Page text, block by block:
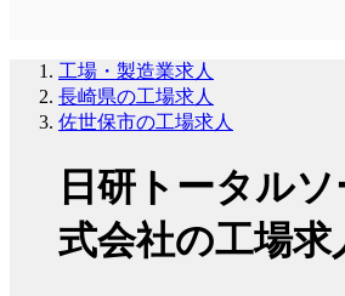
工場・製造業求人
長崎県の工場求人
佐世保市の工場求人
日研トータル
式会社の工場求